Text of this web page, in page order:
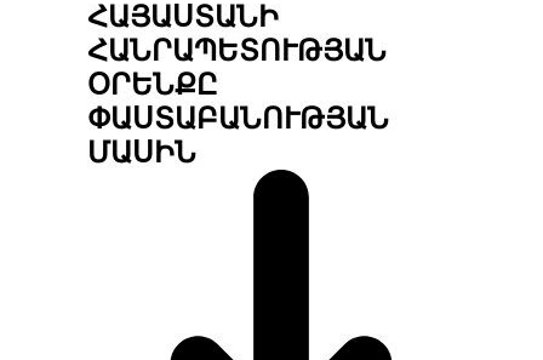
ՀԱՅԱՍՏԱՆԻ
ՀԱՆՐԱՊԵՏՈՒԹՅԱՆ
ՕՐԵՆՔԸ
ՓԱՍՏԱԲԱՆՈՒԹՅԱՆ
ՄԱՍԻՆ